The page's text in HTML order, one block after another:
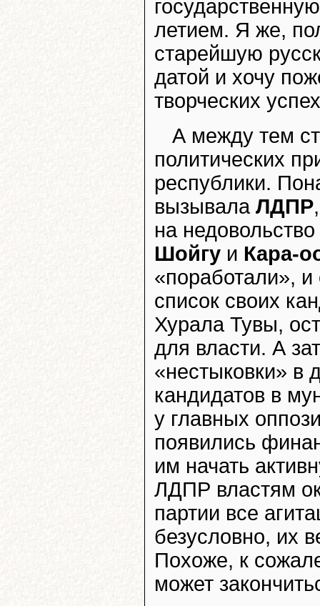
летием. Я же,
старейшую
датой и хочу
творческих
А между тем
политических
республики.
вызывала ЛДПР
на
Шойгу и Кара-
«поработали», и
список своих
Хурала Тувы,
для власти. А
«нестыковки» в
кандидатов в
у главных
появились
им начать
ЛДПР властям
партии все
безусловно, их
Похоже, к
может